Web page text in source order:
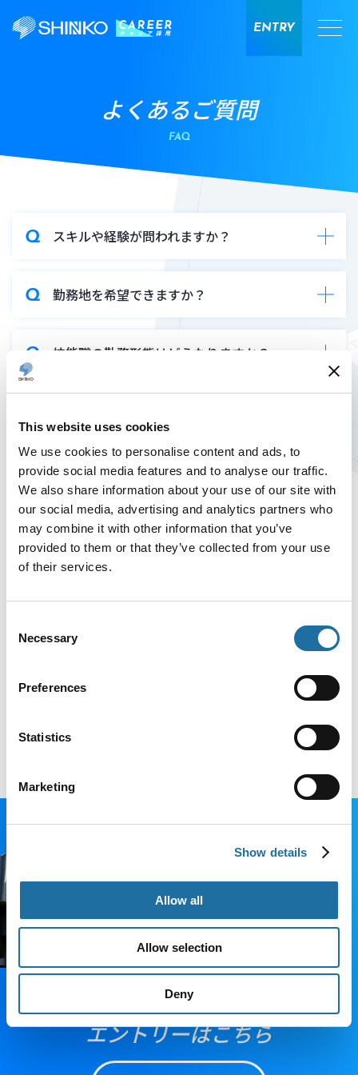
This website uses cookies
We use cookies to personalise content and ads, to
provide social media features and to analyse our traffic.
We also share information about your use of our site with
our social media, advertising and analytics partners who
may combine it with other information that you’ve
provided to them or that they’ve collected from your use
of their services.
Selection
Necessary
Preferences
Statistics
Marketing
Show details
Allow all
Allow selection
Deny
ENTRY
よくあるご質問
FAQ
スキルや経験が問われますか？
勤務地を希望できますか？
技能職の勤務形態はどうなりますか？
入社後の教育がありますか？
働きやすい環境ですか？
がありますか？
エントリーはこちら